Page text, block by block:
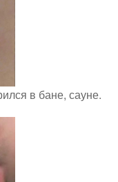
в бане, сауне.